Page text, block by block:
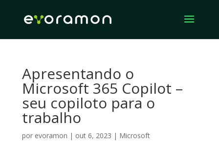
Apresentando o
Microsoft 365 Copilot –
seu copiloto para o
trabalho
por evoramon | out 6, 2023 | Microsoft